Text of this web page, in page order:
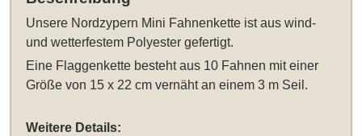
Unsere Nordzypern Mini Fahnenkette ist aus wind-
und wetterfestem Polyester gefertigt.
Eine Flaggenkette besteht aus 10 Fahnen mit einer
Größe von 15 x 22 cm vernäht an einem 3 m Seil.
Weitere Details: